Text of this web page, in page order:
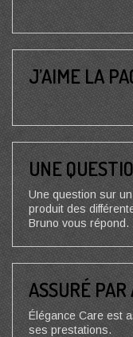
J’AIME LA
UNE
Une question sur
produit des
Bruno vous répond.
ASSURÉ
Élégance Care est
ses prestations.